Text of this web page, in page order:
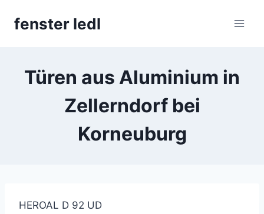
fenster ledl
Türen aus Aluminium in
Zellerndorf bei
Korneuburg
HEROAL D 92 UD